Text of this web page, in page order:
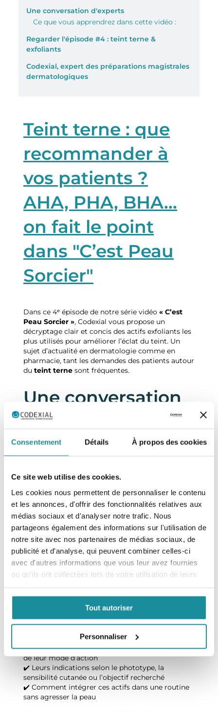
Consentement Détails À propos des cookies
Ce site web utilise des cookies.
Les cookies nous permettent de personnaliser le contenu
et les annonces, d'offrir des fonctionnalités relatives aux
médias sociaux et d'analyser notre trafic. Nous
partageons également des informations sur l'utilisation de
notre site avec nos partenaires de médias sociaux, de
publicité et d'analyse, qui peuvent combiner celles-ci
avec d'autres informations que vous leur avez fournies
ou qu'ils ont collectées lors de votre utilisation de leurs
Tout autoriser
Personnaliser
Une conversation d'experts
Ce que vous apprendrez dans cette vidéo :
Regarder l'épisode #4 : teint terne &
exfoliants
Codexial, expert des préparations magistrales
dermatologiques
Teint terne : que
recommander à
vos patients ?
AHA, PHA, BHA…
on fait le point
dans "C’est Peau
Sorcier"
Dans ce 4ᵉ épisode de notre série vidéo « C’est
Peau Sorcier », Codexial vous propose un
décryptage clair et concis des actifs exfoliants les
plus utilisés pour améliorer l’éclat du teint. Un
sujet d’actualité en dermatologie comme en
pharmacie, tant les demandes des patients autour
du teint terne sont fréquentes.
Une conversation
d'experts
Toujours en binôme,
dermatologue et créatrice du « Kézako du
d’acides utilisés en dermocosmétique :
🔍AHA (Alpha-Hydroxy-Acides)
🔍PHA (Poly-Hydroxy-Acides)
🔍BHA (Beta-Hydroxy-Acides)
Ce que vous
cette vidéo :
✔️ Comment différencier ces acides en fonction
de leur mode d’action
✔️ Leurs indications selon le phototype, la
sensibilité cutanée ou l’objectif recherché
✔️ Comment intégrer ces actifs dans une routine
sans agresser la peau